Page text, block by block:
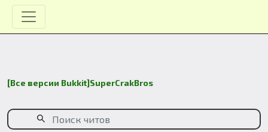
[Все версии Bukkit]SuperCrakBros